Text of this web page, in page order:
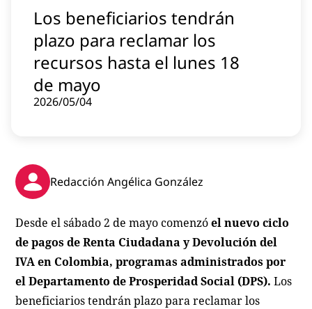
Contenido patrocinado
Instagram
Los beneficiarios tendrán
plazo para reclamar los
recursos hasta el lunes 18
de mayo
2026/05/04
Redacción Angélica González
Desde el sábado 2 de mayo comenzóel nuevo ciclo
de pagos de Renta Ciudadana y Devolución del
IVA en Colombia, programas administrados por
el Departamento de Prosperidad Social (DPS).Los
beneficiarios tendrán plazo para reclamar los